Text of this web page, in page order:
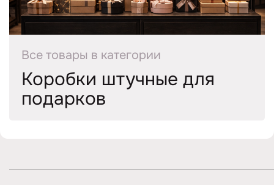
Все товары в категории
Коробки штучные для
подарков